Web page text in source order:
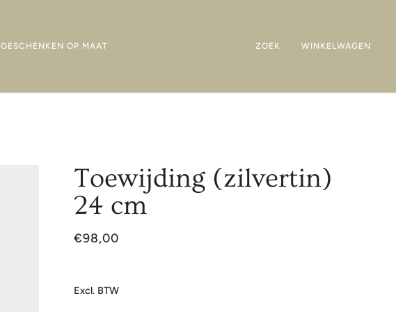
GESCHENKEN OP MAAT ZOEK WINKELWAGEN
Toewijding (zilvertin)
24 cm
€98,00
Excl. BTW